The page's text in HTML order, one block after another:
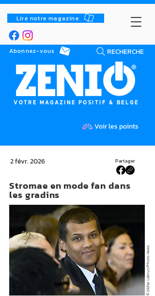
Lire notre magazine
RECHERCHE
Abonnez-vous
VOTRE MAGAZINE POSITIF & BELGE
Voir les points
Partager
2 févr. 2026
Stromae en mode fan dans
les gradins
© Didier Lebrun/Photo News